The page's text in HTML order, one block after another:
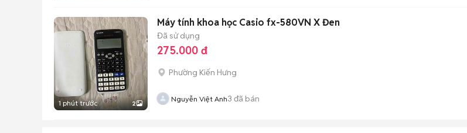
1 phút trước 2
Máy tính khoa học Casio fx-580VN X Đen
Đã sử dụng
275.000 đ
Phường Kiến Hưng
Nguyễn Việt Anh3 đã bán